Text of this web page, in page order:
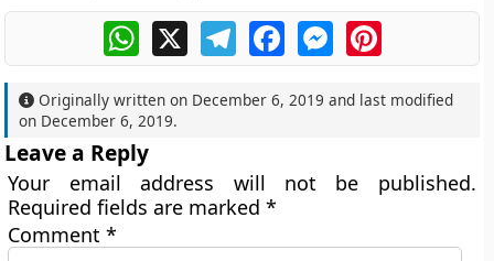
WhatsApp
X TelegramFacebookMessengerPinterest
Originally written on December 6, 2019 and last modified
on December 6, 2019.
Leave a Reply
Your email address will not be published.
Required fields are marked*
Comment*